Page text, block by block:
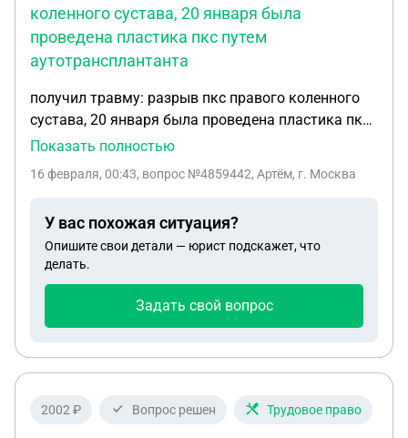
коленного сустава, 20 января была
проведена пластика пкс путем
аутотрансплантанта
получил травму: разрыв пкс правого коленного
сустава, 20 января была проведена пластика пкс
путем аутотрансплантанта. Сейчас нахожусь в
предпринять, чтобы с большой вероятностью
военного училища(являюсь курсантом)
Показать полностью
16 февраля, 00:43, вопрос №4859442, Артём, г. Москва
У вас похожая ситуация?
Опишите свои детали — юрист подскажет, что
делать.
Задать свой вопрос
2002 ₽ Вопрос решен Трудовое право